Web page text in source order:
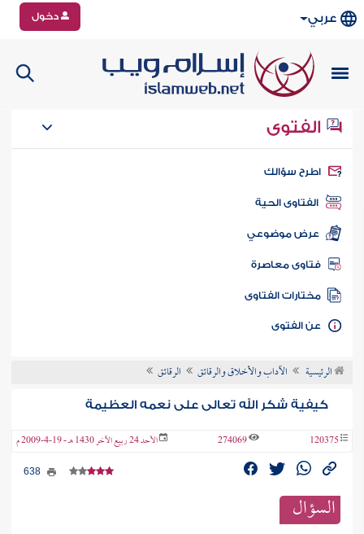
عربي دخول
الفتوى
سؤالك
الفتاوى الحية
عرض موضوعي
فتاوى معاصرة
مختارات الفتاوى
الفتوى
الرئيسية الآداب والأخلاق والرقائق الرقائق
كيفية شكر الله تعالى على نعمه العظيمة
120375
274069 الأحد 24 ربيع الآخر 1430 هـ - 19-4-2009 م
السؤال